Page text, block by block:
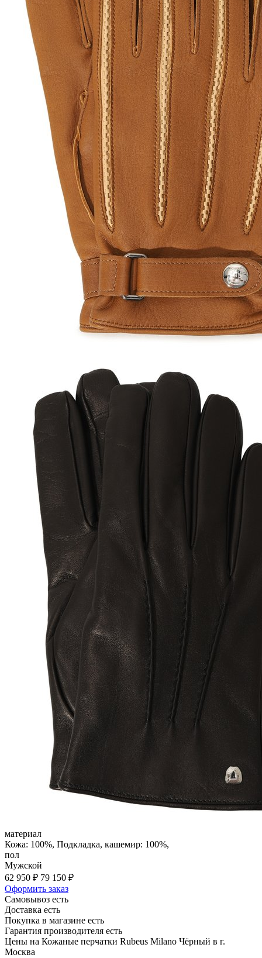
материал
Кожа: 100%, Подкладка, кашемир: 100%,
пол
Мужской
62 950 ₽ 79 150 ₽
Оформить заказ
Самовывоз есть
Доставка есть
Покупка в магазине есть
Гарантия производителя есть
Цены на Кожаные перчатки Rubeus Milano Чёрный в г.
Москва